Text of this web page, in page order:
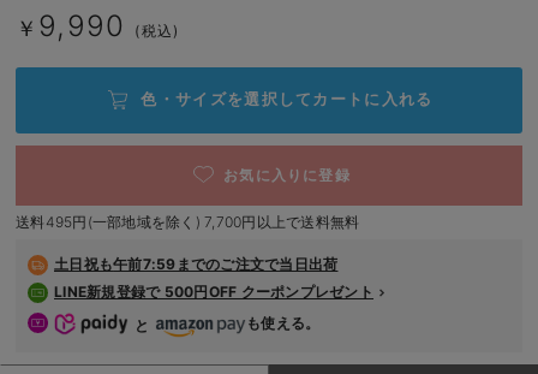
保育園・入園準備特集
デロンギ
入院準備の持ち物チェック
￥ 9,990 (税込)
色・サイズを選択して カートに入れる
お気に入りに登録
送料495円(一部地域を除く) 7,700円以上で送料無料
ネイビー
￥9,990
カートに入れる
閉じる
土日祝も午前7:59までのご注文で当日出荷
LINE新規登録で 500円OFF クーポンプレゼント
と
も使える。